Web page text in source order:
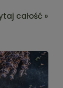
i w
roślin była
całość »